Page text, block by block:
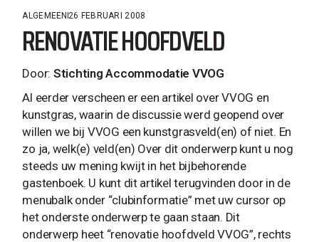
ALGEMEEN 26 FEBRUARI 2008
RENOVATIE HOOFDVELD
Door: Stichting Accommodatie VVOG
Al eerder verscheen er een artikel over VVOG en
kunstgras, waarin de discussie werd geopend over
willen we bij VVOG een kunstgrasveld(en) of niet. En
zo ja, welk(e) veld(en) Over dit onderwerp kunt u nog
steeds uw mening kwijt in het bijbehorende
gastenboek. U kunt dit artikel terugvinden door in de
menubalk onder “clubinformatie” met uw cursor op
het onderste onderwerp te gaan staan. Dit
onderwerp heet “renovatie hoofdveld VVOG”, rechts